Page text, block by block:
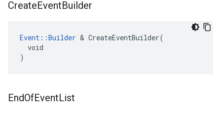
CreateEventBuilder
Event::Builder & CreateEventBuilder(
  void
)
EndOfEventList